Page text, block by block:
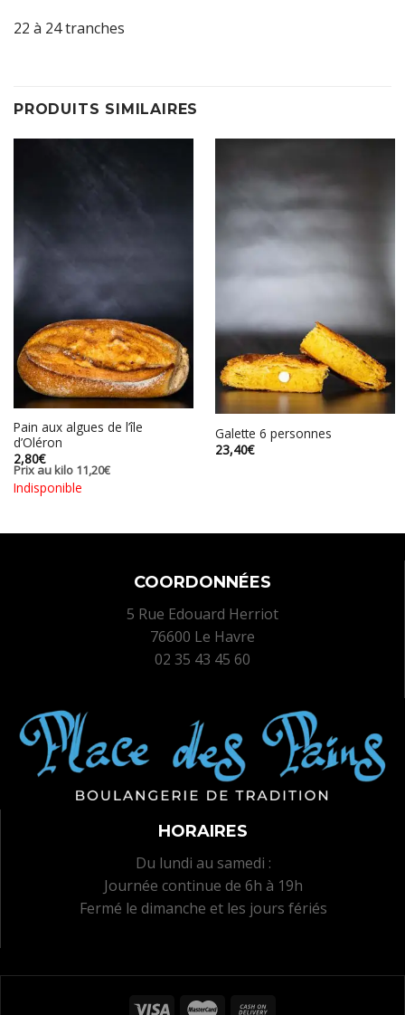
22 à 24 tranches
PRODUITS SIMILAIRES
Pain aux algues de l’île
d’Oléron
2,80€
Prix au kilo 11,20€
Indisponible
Galette 6 personnes
23,40€
COORDONNÉES
5 Rue Edouard Herriot
76600 Le Havre
02 35 43 45 60
HORAIRES
Du lundi au samedi :
Journée continue de 6h à 19h
Fermé le dimanche et les jours fériés